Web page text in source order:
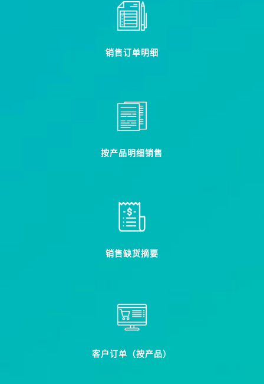
销售订单明细
按产品明细销售
销售缺货摘要
客户订单（按产品）